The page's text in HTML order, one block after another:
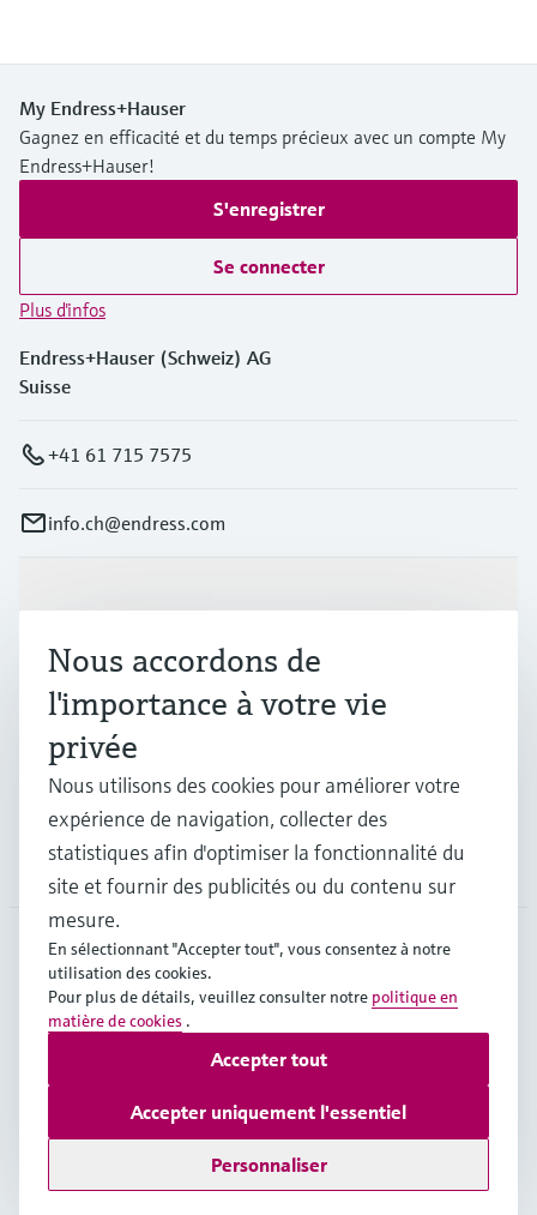
My Endress+Hauser
Gagnez en efficacité et du temps précieux avec un compte My
Endress+Hauser!
S'enregistrer
Se connecter
Plus d'infos
Endress+Hauser (Schweiz) AG
Suisse
+41 61 715 7575
info.ch@endress.com
Industries
Support
Société
CHE•Français
Copyright © Endress+Hauser Group Services AG
Conditions d'utilisation
Protection des données
Legal & Conditions generales
Nous accordons de
l'importance à votre vie
privée
Nous utilisons des cookies pour améliorer votre
expérience de navigation, collecter des
statistiques afin d'optimiser la fonctionnalité du
site et fournir des publicités ou du contenu sur
mesure.
En sélectionnant "Accepter tout", vous consentez à notre
utilisation des cookies.
Pour plus de détails, veuillez consulter notre politique en
matière de cookies .
Personnaliser
Accepter uniquement l'essentiel
Accepter tout